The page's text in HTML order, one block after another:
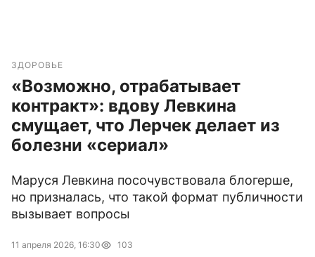
ЗДОРОВЬЕ
«Возможно, отрабатывает
контракт»: вдову Левкина
смущает, что Лерчек делает из
болезни «сериал»
Маруся Левкина посочувствовала блогерше,
но призналась, что такой формат публичности
вызывает вопросы
11 апреля 2026, 16:30 103